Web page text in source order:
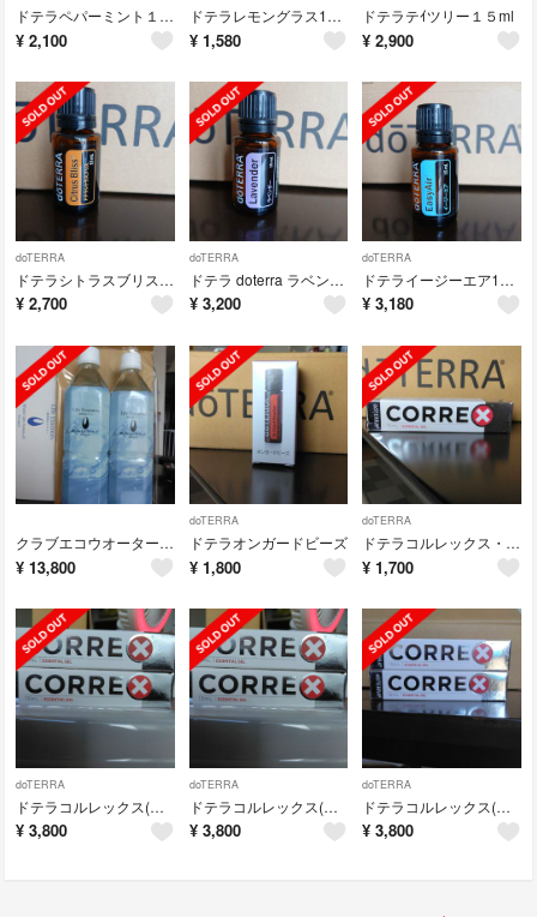
ドテラペパーミント１５ml
¥ 2,100
ドテラレモングラス15ml
¥ 1,580
ドテラテｲツリー１５ml
¥ 2,900
doTERRA
ドテラシトラスブリス15ml
¥ 2,700
doTERRA
ドテラ doterra ラベンダー
¥ 3,200
doTERRA
ドテライージーエア15ml
¥ 3,180
クラブエコウオーター ライフエッセンス600ml 2本セット！！
¥ 13,800
doTERRA
ドテラオンガードビーズ
¥ 1,800
doTERRA
ドテラコルレックス・コレクトX(ジェル状クリーム)
¥ 1,700
doTERRA
ドテラコルレックス(コレクトX)ジェル状クリーム２本セット！！
¥ 3,800
doTERRA
ドテラコルレックス(コレクトX)ジェル状クリーム２本セット！！
¥ 3,800
doTERRA
ドテラコルレックス(コレクトX)２本セット！！
¥ 3,800